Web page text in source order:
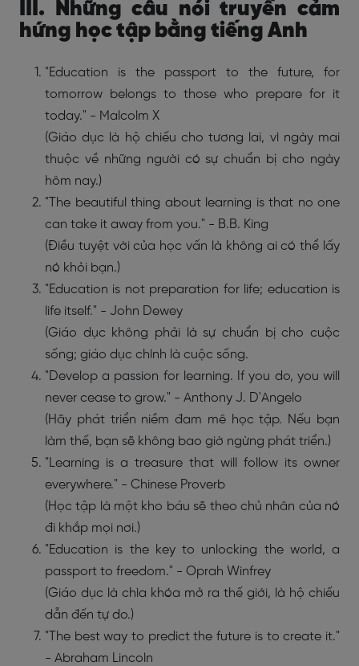
III. Những câu nói truyền cảm
hứng học tập bằng tiếng Anh
"Education is the passport to the future, for
tomorrow belongs to those who prepare for it
today." - Malcolm X
(Giáo dục là hộ chiếu cho tương lai, vì ngày mai
thuộc về những người có sự chuẩn bị cho ngày
hôm nay.)
"The beautiful thing about learning is that no one
can take it away from you." - B.B. King
(Điều tuyệt vời của học vấn là không ai có thể lấy
nó khỏi bạn.)
"Education is not preparation for life; education is
life itself." - John Dewey
(Giáo dục không phải là sự chuẩn bị cho cuộc
sống; giáo dục chính là cuộc sống.
"Develop a passion for learning. If you do, you will
never cease to grow." - Anthony J. D'Angelo
(Hãy phát triển niềm đam mê học tập. Nếu bạn
làm thế, bạn sẽ không bao giờ ngừng phát triển.)
"Learning is a treasure that will follow its owner
everywhere." - Chinese Proverb
(Học tập là một kho báu sẽ theo chủ nhân của nó
đi khắp mọi nơi.)
"Education is the key to unlocking the world, a
passport to freedom." - Oprah Winfrey
(Giáo dục là chìa khóa mở ra thế giới, là hộ chiếu
dẫn đến tự do.)
"The best way to predict the future is to create it."
- Abraham Lincoln